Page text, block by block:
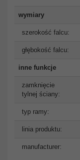
wymiary
szerokość falcu:
głębokość falcu:
inne funkcje
zamknięcie
tylnej ściany:
typ ramy:
linia produktu:
manufacturer: